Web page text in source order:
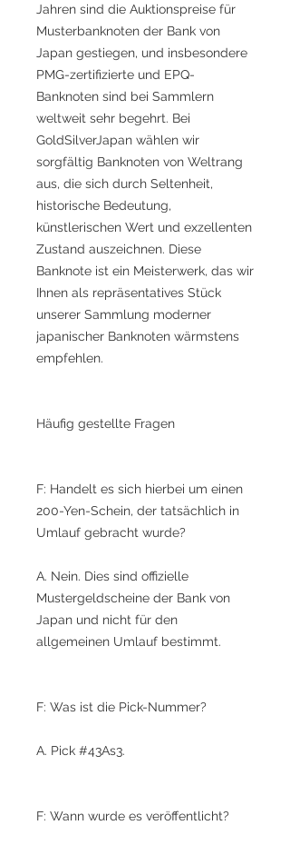
Jahren sind die Auktionspreise für
Musterbanknoten der Bank von
Japan gestiegen, und insbesondere
PMG-zertifizierte und EPQ-
Banknoten sind bei Sammlern
weltweit sehr begehrt. Bei
GoldSilverJapan wählen wir
sorgfältig Banknoten von Weltrang
aus, die sich durch Seltenheit,
historische Bedeutung,
künstlerischen Wert und exzellenten
Zustand auszeichnen. Diese
Banknote ist ein Meisterwerk, das wir
Ihnen als repräsentatives Stück
unserer Sammlung moderner
japanischer Banknoten wärmstens
empfehlen.
Häufig gestellte Fragen
F: Handelt es sich hierbei um einen
200-Yen-Schein, der tatsächlich in
Umlauf gebracht wurde?
A. Nein. Dies sind offizielle
Mustergeldscheine der Bank von
Japan und nicht für den
allgemeinen Umlauf bestimmt.
F: Was ist die Pick-Nummer?
A. Pick #43As3.
F: Wann wurde es veröffentlicht?